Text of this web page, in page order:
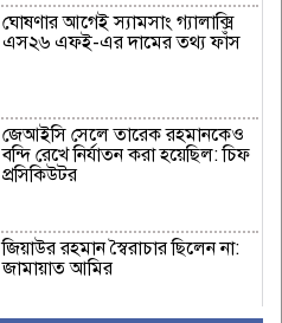
ঘোষণার আগেই স্যামসাং গ্যালাক্সি
এস২৬ এফই-এর দামের তথ্য ফাঁস
জেআইসি সেলে তারেক রহমানকেও
বন্দি রেখে নির্যাতন করা হয়েছিল: চিফ
প্রসিকিউটর
জিয়াউর রহমান স্বৈরাচার ছিলেন না:
জামায়াত আমির